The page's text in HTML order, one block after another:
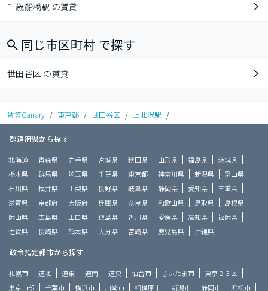
千歳船橋駅 の賃貸
同じ市区町村 で探す
世田谷区 の賃貸
賃貸Canary / 東京都 / 世田谷区 / 上北沢駅 /
都道府県から探す
北海道 青森県 岩手県 宮城県 秋田県 山形県 福島県
茨城県
栃木県
群馬県 埼玉県 千葉県 東京都 神奈川県 新潟県
富山県
石川県
福井県 山梨県 長野県 岐阜県 静岡県 愛知県
三重県
滋賀県
京都府 大阪府 兵庫県 奈良県 和歌山県 鳥取県
島根県
岡山県
広島県 山口県 徳島県 香川県 愛媛県 高知県
福岡県
佐賀県
長崎県 熊本県 大分県 宮崎県 鹿児島県 沖縄県
政令指定都市から探す
札幌市 道北 道東 道南 道央 仙台市 さいたま市
東京２３区
東京市部
千葉市 横浜市 川崎市 相模原市 新潟市 静岡市 浜松市